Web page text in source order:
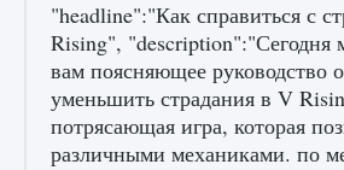
"headline":"Как справиться с
Rising", "description":"Сегодня
вам поясняющее руководство
уменьшить страдания в V
потрясающая игра, которая
различными механиками. по